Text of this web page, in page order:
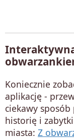
Koniecznie
aplikację -
ciekawy
historię i
miasta: Z